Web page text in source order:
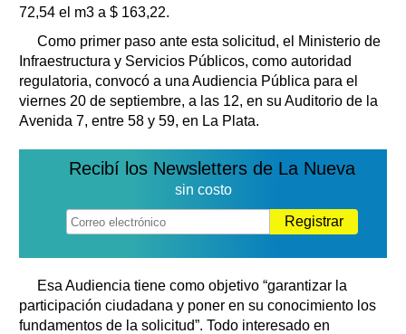
72,54 el m3 a $ 163,22.
Como primer paso ante esta solicitud, el Ministerio de
Infraestructura y Servicios Públicos, como autoridad
regulatoria, convocó a una Audiencia Pública para el
viernes 20 de septiembre, a las 12, en su Auditorio de la
Avenida 7, entre 58 y 59, en La Plata.
Recibí los Newsletters de La Nueva
sin costo
Registrar
Esa Audiencia tiene como objetivo “garantizar la
participación ciudadana y poner en su conocimiento los
fundamentos de la solicitud”. Todo interesado en